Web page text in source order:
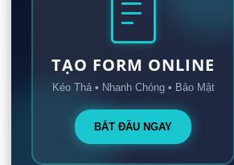
TẠO FORM ONLINE
Kéo Thả • Nhanh Chóng • Bảo Mật
BẮT ĐẦU NGAY